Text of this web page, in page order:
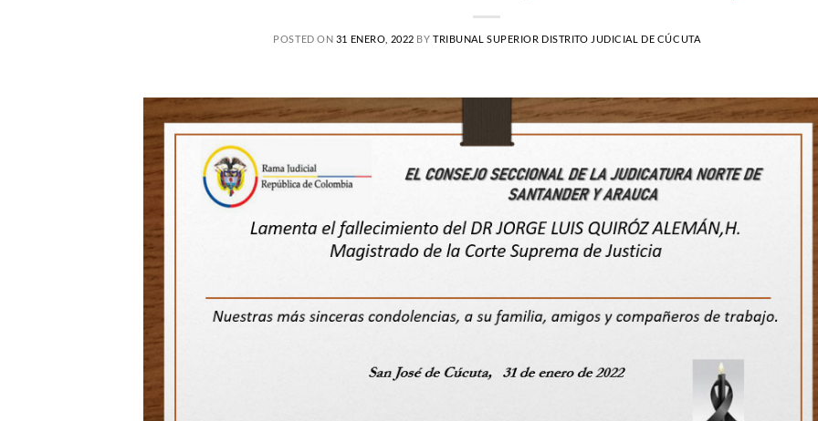
POSTED ON 31 ENERO, 2022 BY TRIBUNAL SUPERIOR DISTRITO JUDICIAL DE CÚCUTA